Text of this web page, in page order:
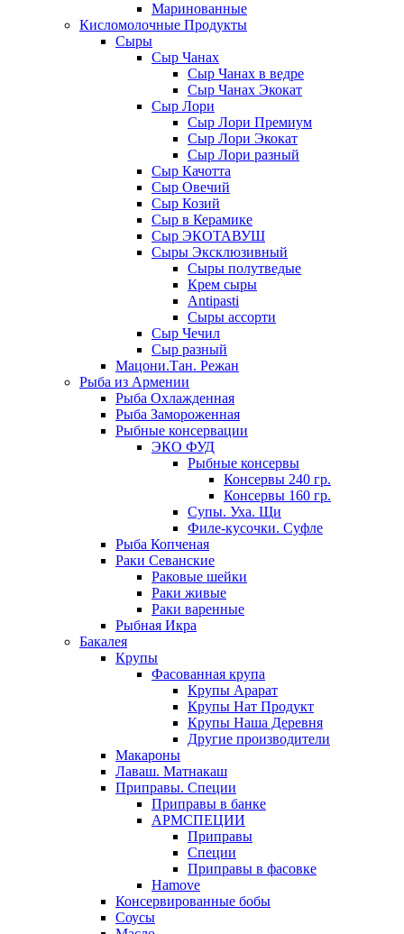
Маринованные
Кисломолочные Продукты
Сыры
Сыр Чанах
Сыр Чанах в ведре
Сыр Чанах Экокат
Сыр Лори
Сыр Лори Премиум
Сыр Лори Экокат
Сыр Лори разный
Сыр Качотта
Сыр Овечий
Сыр Козий
Сыр в Керамике
Сыр ЭКОТАВУШ
Сыры Эксклюзивный
Сыры полутведые
Крем сыры
Antipasti
Сыры ассорти
Сыр Чечил
Сыр разный
Мацони.Тан. Режан
Рыба из Армении
Рыба Охлажденная
Рыба Замороженная
Рыбные консервации
ЭКО ФУД
Рыбные консервы
Консервы 240 гр.
Консервы 160 гр.
Супы. Уха. Щи
Филе-кусочки. Суфле
Рыба Копченая
Раки Севанские
Раковые шейки
Раки живые
Раки варенные
Рыбная Икра
Бакалея
Крупы
Фасованная крупа
Крупы Арарат
Крупы Нат Продукт
Крупы Наша Деревня
Другие производители
Макароны
Лаваш. Матнакаш
Приправы. Специи
Приправы в банке
АРМСПЕЦИИ
Приправы
Специи
Приправы в фасовке
Hamove
Консервированные бобы
Соусы